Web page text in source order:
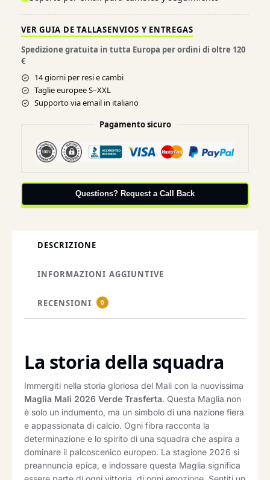
VER GUIA DE TALLASENVIOS Y ENTREGAS
Spedizione gratuita in tutta Europa per ordini di oltre 120
€
14 giorni per resi e cambi
Taglie europee S–XXL
Supporto via email in italiano
Pagamento sicuro
Questions? Request a Call Back
DESCRIZIONE
INFORMAZIONI AGGIUNTIVE
RECENSIONI 0
La storia della squadra
Immergiti nella storia gloriosa del Mali con la nuovissima
Maglia Mali 2026 Verde Trasferta. Questa Maglia non
è solo un indumento, ma un simbolo di una nazione fiera
e appassionata di calcio. Ogni fibra racconta la
determinazione e lo spirito di una squadra che aspira a
dominare il palcoscenico europeo. La stagione 2026 si
preannuncia epica, e indossare questa Maglia significa